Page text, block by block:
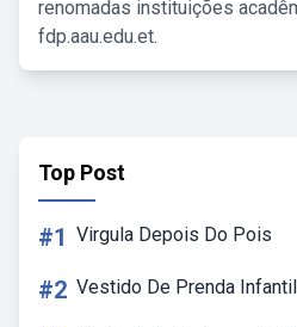
renomadas instituições
fdp.aau.edu.et.
Top Post
#1 Virgula Depois Do Pois
#2 Vestido De Prenda